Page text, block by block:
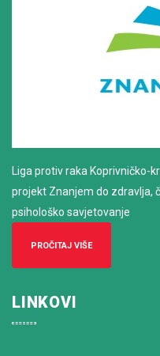
Liga protiv raka Koprivničko-
projekt Znanjem do zdravlja,
psihološko savjetovanje
PROČITAJ VIŠE
LINKOVI